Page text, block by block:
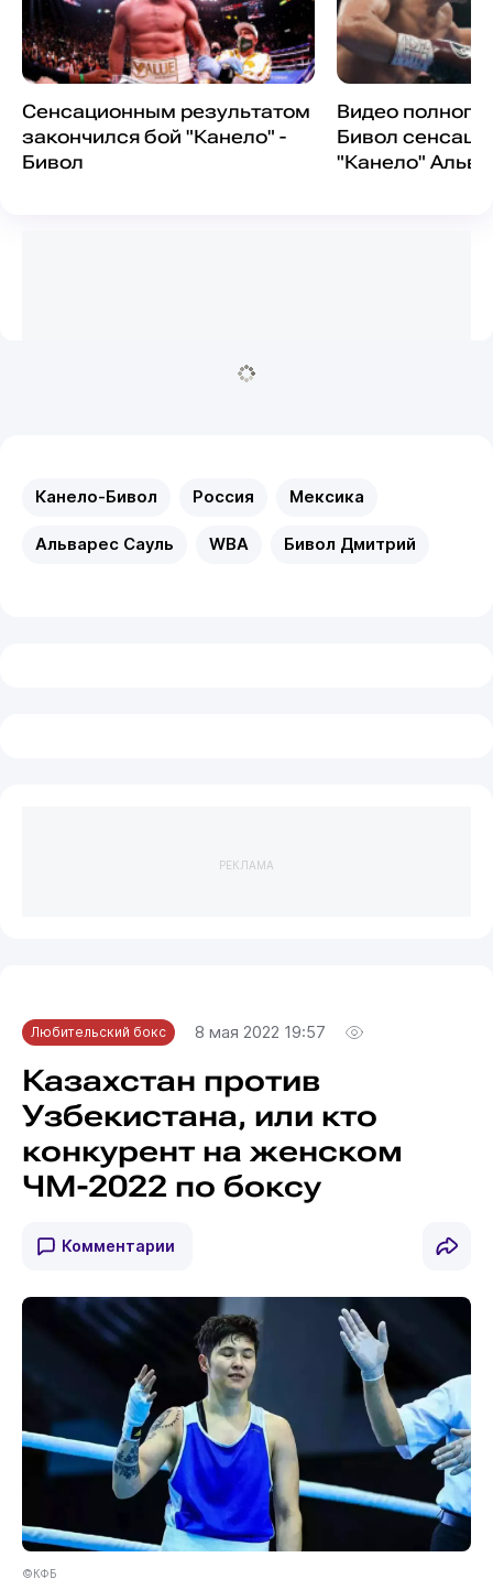
Сенсационным результатом
закончился бой "Канело" -
Бивол
Видео полного
Бивол
"Канело"
Канело-Бивол Россия Мексика
Альварес Сауль WBA Бивол Дмитрий
РЕКЛАМА
Любительский бокс 8 мая 2022 19:57
Казахстан против
Узбекистана, или кто
конкурент на женском
ЧМ-2022 по боксу
Комментарии
©КФБ